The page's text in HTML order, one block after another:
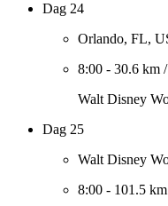
Dag 24
Orlando, FL,
8:00 - 30.6 km /
Walt Disney
Dag 25
Walt Disney
8:00 - 101.5 km